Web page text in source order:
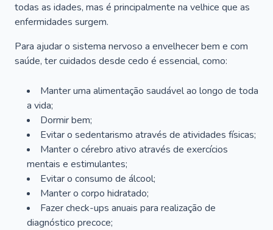
todas as idades, mas é principalmente na velhice que as
enfermidades surgem.
Para ajudar o sistema nervoso a envelhecer bem e com
saúde, ter cuidados desde cedo é essencial, como:
Manter uma alimentação saudável ao longo de toda
a vida;
Dormir bem;
Evitar o sedentarismo através de atividades físicas;
Manter o cérebro ativo através de exercícios
mentais e estimulantes;
Evitar o consumo de álcool;
Manter o corpo hidratado;
Fazer check-ups anuais para realização de
diagnóstico precoce;